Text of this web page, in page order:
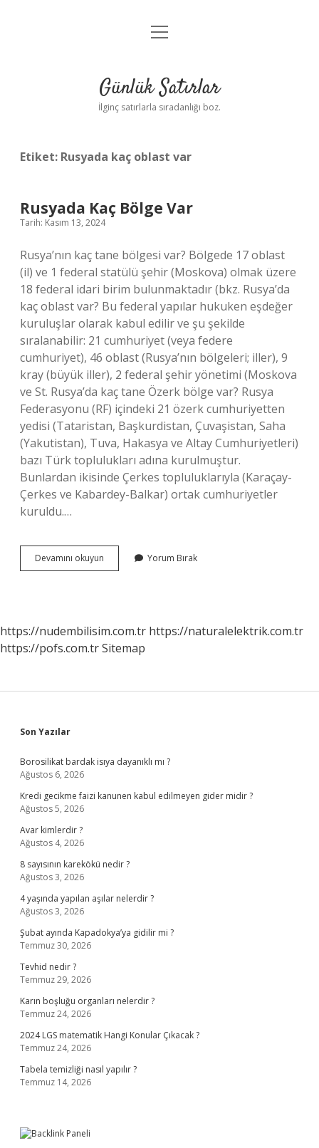
Anasayfa
Yasal Uyarı
menüyü
Günlük Satırlar
İlginç satırlarla sıradanlığı boz.
Etiket: Rusyada kaç oblast var
Rusyada Kaç Bölge Var
Tarih: Kasım 13, 2024
Rusya’nın kaç tane bölgesi var? Bölgede 17 oblast
(il) ve 1 federal statülü şehir (Moskova) olmak üzere
18 federal idari birim bulunmaktadır (bkz. Rusya’da
kaç oblast var? Bu federal yapılar hukuken eşdeğer
kuruluşlar olarak kabul edilir ve şu şekilde
sıralanabilir: 21 cumhuriyet (veya federe
cumhuriyet), 46 oblast (Rusya’nın bölgeleri; iller), 9
kray (büyük iller), 2 federal şehir yönetimi (Moskova
ve St. Rusya’da kaç tane Özerk bölge var? Rusya
Federasyonu (RF) içindeki 21 özerk cumhuriyetten
yedisi (Tataristan, Başkurdistan, Çuvaşistan, Saha
(Yakutistan), Tuva, Hakasya ve Altay Cumhuriyetleri)
bazı Türk toplulukları adına kurulmuştur.
Bunlardan ikisinde Çerkes topluluklarıyla (Karaçay-
Çerkes ve Kabardey-Balkar) ortak cumhuriyetler
kuruldu.…
Devamını okuyun Rusyada
Kaç
Yorum Bırak
https://nudembilisim.com.tr https://naturalelektrik.com.tr
https://pofs.com.trSitemap
Sidebar
Son Yazılar
Borosilikat bardak isıya dayanıklı mı ?
Ağustos 6, 2026
Kredi gecikme faizi kanunen kabul edilmeyen gider midir ?
Ağustos 5, 2026
Avar kimlerdir ?
Ağustos 4, 2026
8 sayısının karekökü nedir ?
Ağustos 3, 2026
4 yaşında yapılan aşılar nelerdir ?
Ağustos 3, 2026
Şubat ayında Kapadokya’ya gidilir mi ?
Temmuz 30, 2026
Tevhid nedir ?
Temmuz 29, 2026
Karın boşluğu organları nelerdir ?
Temmuz 24, 2026
2024 LGS matematik Hangi Konular Çıkacak ?
Temmuz 24, 2026
Tabela temizliği nasıl yapılır ?
Temmuz 14, 2026